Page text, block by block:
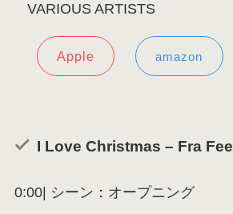
VARIOUS ARTISTS
Apple amazon
I Love Christmas – Fra Fee
0:00| シーン：オープニング